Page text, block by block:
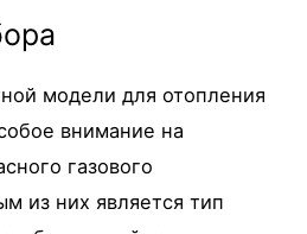
модели для отопления
внимание на
газового
из них является тип